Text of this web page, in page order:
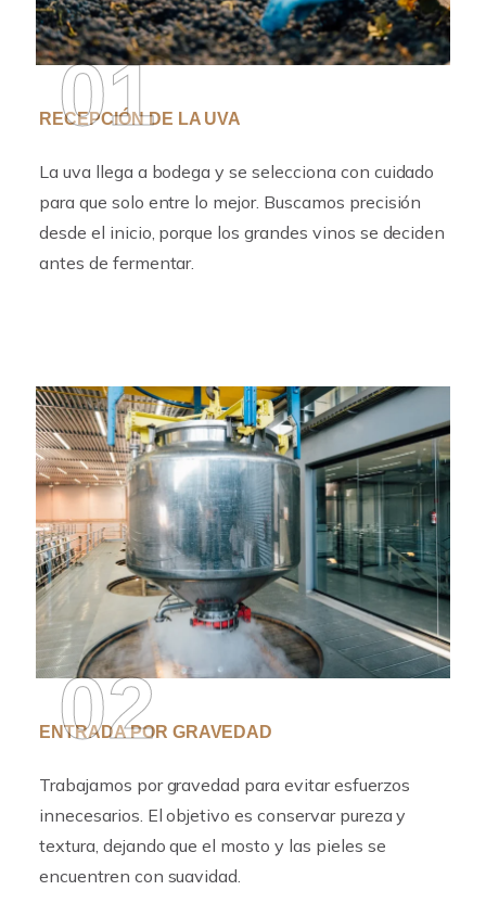
01
RECEPCIÓN DE LA UVA
La uva llega a bodega y se selecciona con cuidado
para que solo entre lo mejor. Buscamos precisión
desde el inicio, porque los grandes vinos se deciden
antes de fermentar.
02
ENTRADA POR GRAVEDAD
Trabajamos por gravedad para evitar esfuerzos
innecesarios. El objetivo es conservar pureza y
textura, dejando que el mosto y las pieles se
encuentren con suavidad.